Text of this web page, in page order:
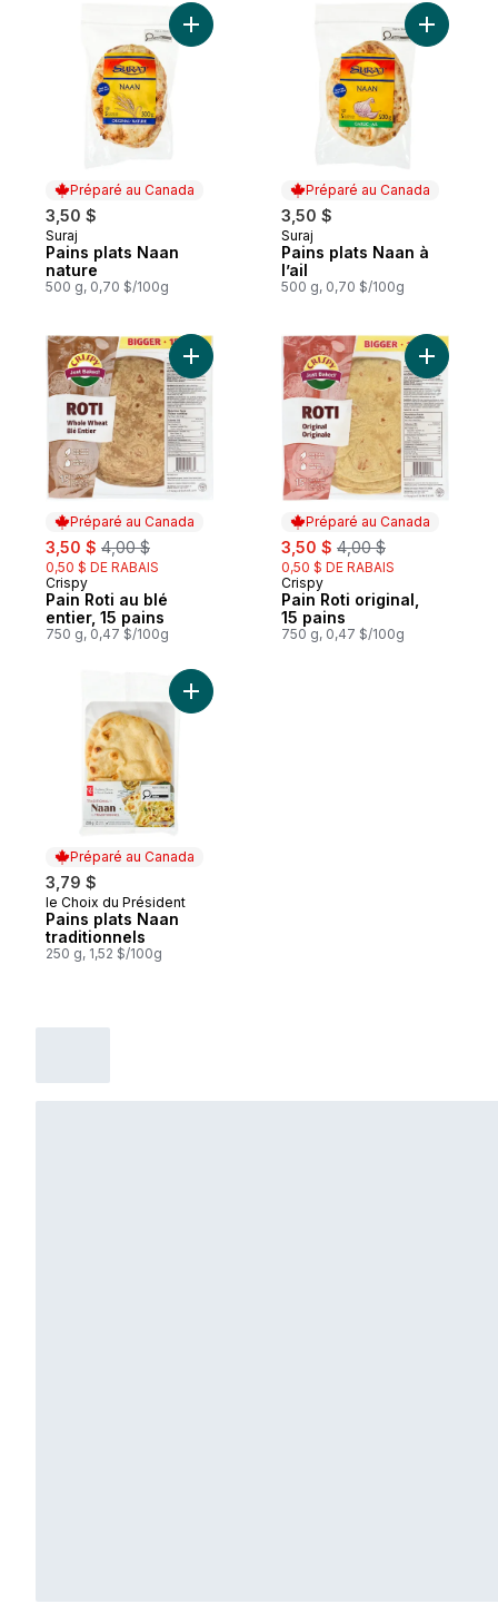
Préparé au Canada
3,50 $
Préparé au Canada
Suraj
Pains plats Naan
nature
500 g, 0,70 $/100g
Ajouter Pains plats Naan nature au panier
Préparé au Canada
3,50 $
Préparé au Canada
Suraj
Pains plats Naan à
l’ail
500 g, 0,70 $/100g
Ajouter
Préparé au Canada
sale:
3,50 $ , formerly:
4,00 $
0,50 $ DE RABAIS
Préparé au Canada
Crispy
Pain Roti au blé
entier, 15 pains
750 g, 0,47 $/100g
Ajouter Pain Roti au blé entier, 15 pains
Préparé au Canada
sale:
3,50 $ , formerly:
4,00 $
0,50 $ DE RABAIS
Préparé au Canada
Crispy
Pain Roti original,
15 pains
750 g, 0,47 $/100g
Ajouter
Préparé au Canada
3,79 $
Préparé au Canada
le Choix du Président
Pains plats Naan
traditionnels
250 g, 1,52 $/100g
Ajouter Pains plats Naan traditionnels au